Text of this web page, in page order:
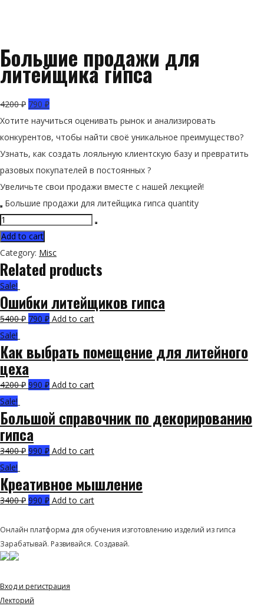
Большие продажи для
литейщика гипса
4200₽ 790 ₽
Хотите научиться оценивать рынок и анализировать
конкурентов, чтобы найти своё уникальное преимущество?
Узнать, как создать лояльную клиентскую базу и превратить
разовых покупателей в постоянных ?
Увеличьте свои продажи вместе с нашей лекцией!
Большие продажи для литейщика гипса quantity
Add to cart
Category: Misc
Related products
Sale!
Ошибки литейщиков гипса
5400₽ 790 ₽ Add to cart
Sale!
Как выбрать помещение для литейного
цеха
4200₽ 990 ₽ Add to cart
Sale!
Большой справочник по декорированию
гипса
3400₽ 990 ₽ Add to cart
Sale!
Креативное мышление
3400₽ 990 ₽ Add to cart
Онлайн платформа для обучения изготовлению изделий из гипса
Зарабатывай. Развивайся. Создавай.
Вход и регистрация
Лекторий